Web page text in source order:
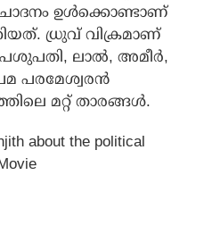
ഉള്‍ക്കൊണ്ടാണ്
ധ്രുവ് വിക്രമാണ്
ലാല്‍, അമീര്‍,
പരമേശ്വരന്‍
മറ്റ് താരങ്ങള്‍.
about the political